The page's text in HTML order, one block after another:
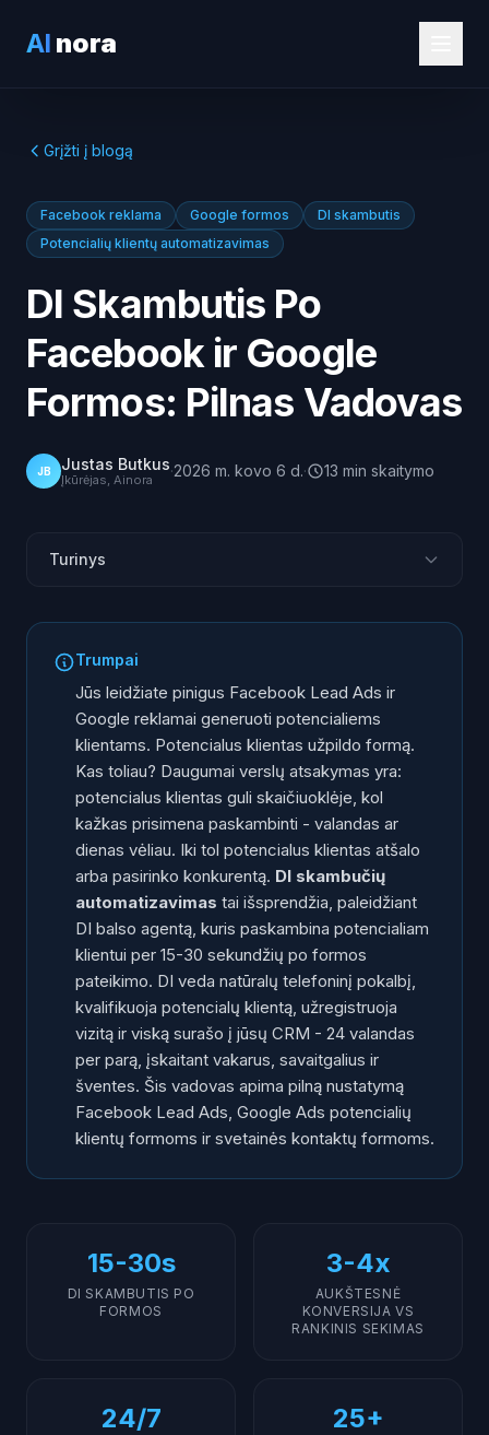
AI nora
Grįžti į blogą
Facebook reklama Google formos
DI skambutis
Potencialių klientų automatizavimas
DI Skambutis Po
Facebook ir Google
Formos: Pilnas Vadovas
JB Justas Butkus
Įkūrėjas, Ainora ·2026 m. kovo 6 d.· 13 min skaitymo
Turinys
Kaip veikia DI skambučių automatizavimas
Facebook Lead Ads nustatymo vadovas
Ką DI sako: pokalbio pavyzdys
Google Ads potencialių klientų formos
Svetainės kontaktų formos
Rezultatai: prieš vs po DI skambučių
CRM ir įrankių integracijos
Dažnai užduodami klausimai
Trumpai
Jūs leidžiate pinigus Facebook Lead Ads ir
Google reklamai generuoti potencialiems
klientams. Potencialus klientas užpildo formą.
Kas toliau? Daugumai verslų atsakymas yra:
potencialus klientas guli skaičiuoklėje, kol
kažkas prisimena paskambinti - valandas ar
dienas vėliau. Iki tol potencialus klientas atšalo
arba pasirinko konkurentą. DI skambučių
automatizavimas tai išsprendžia, paleidžiant
DI balso agentą, kuris paskambina potencialiam
klientui per 15-30 sekundžių po formos
pateikimo. DI veda natūralų telefoninį pokalbį,
kvalifikuoja potencialų klientą, užregistruoja
vizitą ir viską surašo į jūsų CRM - 24 valandas
per parą, įskaitant vakarus, savaitgalius ir
šventes. Šis vadovas apima pilną nustatymą
Facebook Lead Ads, Google Ads potencialių
klientų formoms ir svetainės kontaktų formoms.
15-30s
DI SKAMBUTIS PO
FORMOS
3-4x
AUKŠTESNĖ
KONVERSIJA VS
RANKINIS SEKIMAS
24/7 25+